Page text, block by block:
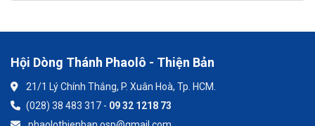
Hội Dòng Thánh Phaolô - Thiện Bản
21/1 Lý Chính Thắng, P. Xuân Hoà, Tp. HCM.
(028) 38 483 317 - 09 32 1218 73